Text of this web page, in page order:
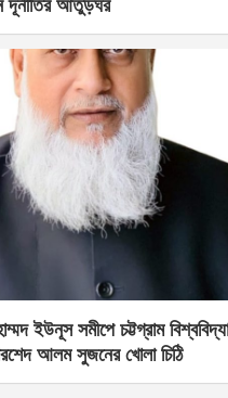
ইউনূস সমীপে চট্টগ্রাম
আলম সুজনের খোলা চিঠি